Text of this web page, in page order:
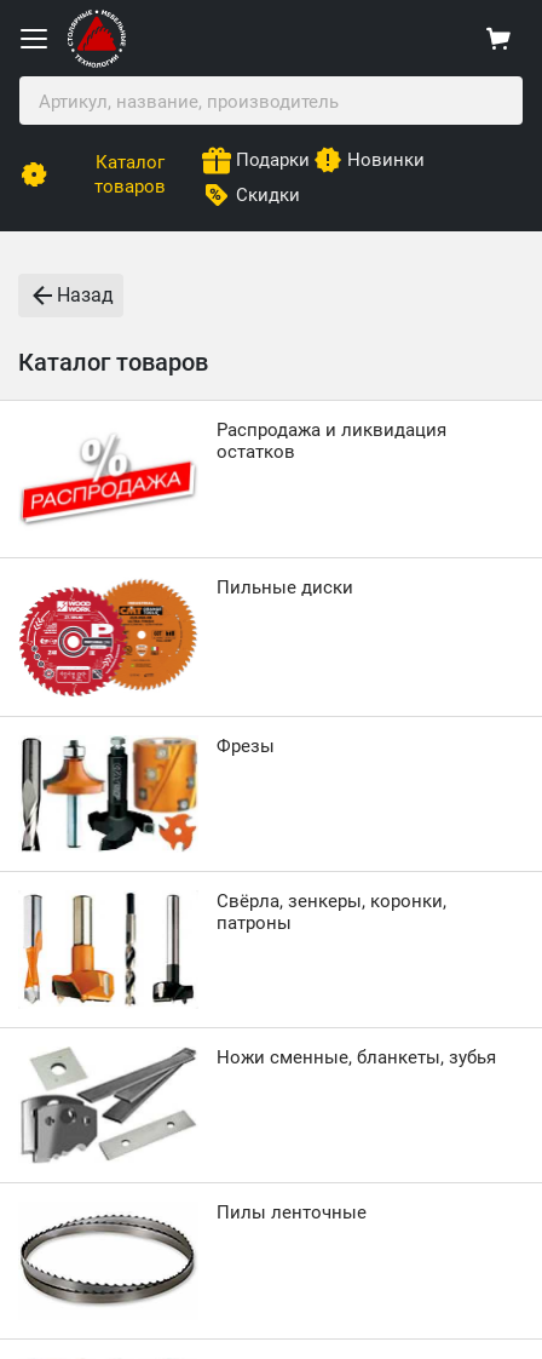
Каталог
товаров
Подарки
Новинки
Скидки
Назад
Каталог товаров
Распродажа и ликвидация
остатков
Пильные диски
Фрезы
Свёрла, зенкеры, коронки,
патроны
Ножи сменные, бланкеты, зубья
Пилы ленточные